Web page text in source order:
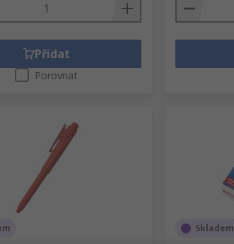
Přidat
Porovnat
Skladem